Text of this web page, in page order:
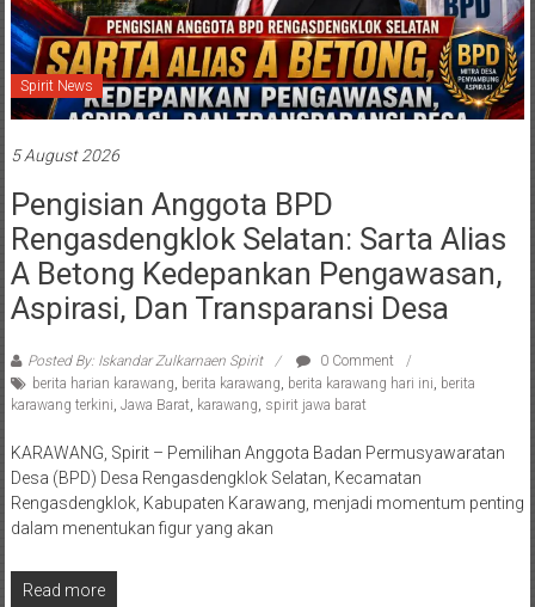
Spirit News
5 August 2026
Pengisian Anggota BPD
Rengasdengklok Selatan: Sarta Alias
A Betong Kedepankan Pengawasan,
Aspirasi, Dan Transparansi Desa
Posted By: Iskandar Zulkarnaen Spirit
0 Comment
berita harian karawang, berita karawang, berita karawang hari ini, berita
karawang terkini, Jawa Barat, karawang, spirit jawa barat
KARAWANG, Spirit – Pemilihan Anggota Badan Permusyawaratan
Desa (BPD) Desa Rengasdengklok Selatan, Kecamatan
Rengasdengklok, Kabupaten Karawang, menjadi momentum penting
dalam menentukan figur yang akan
Read more